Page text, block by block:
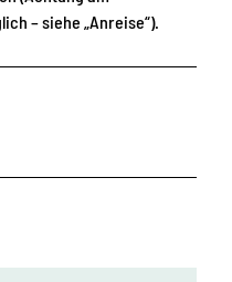
– siehe „Anreise“).